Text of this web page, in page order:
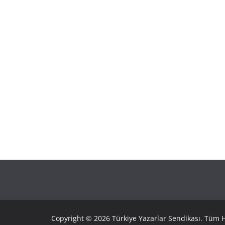
Copyright © 2026 Türkiye Yazarlar Sendikası. Tüm